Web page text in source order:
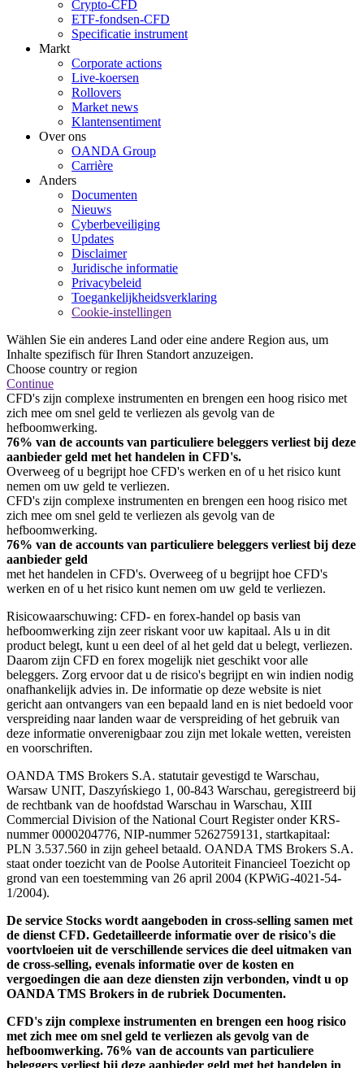
Crypto-CFD
ETF-fondsen-CFD
Specificatie instrument
Markt
Corporate actions
Live-koersen
Rollovers
Market news
Klantensentiment
Over ons
OANDA Group
Carrière
Anders
Documenten
Nieuws
Cyberbeveiliging
Updates
Disclaimer
Juridische informatie
Privacybeleid
Toegankelijkheidsverklaring
Cookie-instellingen
Wählen Sie ein anderes Land oder eine andere Region aus, um
Inhalte spezifisch für Ihren Standort anzuzeigen.
Choose country or region
Continue
CFD's zijn complexe instrumenten en brengen een hoog risico met
zich mee om snel geld te verliezen als gevolg van de
hefboomwerking.
76% van de accounts van particuliere beleggers verliest bij deze
aanbieder geld met het handelen in CFD's.
Overweeg of u begrijpt hoe CFD's werken en of u het risico kunt
nemen om uw geld te verliezen.
CFD's zijn complexe instrumenten en brengen een hoog risico met
zich mee om snel geld te verliezen als gevolg van de
hefboomwerking.
76% van de accounts van particuliere beleggers verliest bij deze
aanbieder geld
met het handelen in CFD's. Overweeg of u begrijpt hoe CFD's
werken en of u het risico kunt nemen om uw geld te verliezen.
Risicowaarschuwing: CFD- en forex-handel op basis van
hefboomwerking zijn zeer riskant voor uw kapitaal. Als u in dit
product belegt, kunt u een deel of al het geld dat u belegt, verliezen.
Daarom zijn CFD en forex mogelijk niet geschikt voor alle
beleggers. Zorg ervoor dat u de risico's begrijpt en win indien nodig
onafhankelijk advies in. De informatie op deze website is niet
gericht aan ontvangers van een bepaald land en is niet bedoeld voor
verspreiding naar landen waar de verspreiding of het gebruik van
deze informatie onverenigbaar zou zijn met lokale wetten, vereisten
en voorschriften.
OANDA TMS Brokers S.A. statutair gevestigd te Warschau,
Warsaw UNIT, Daszyńskiego 1, 00-843 Warschau, geregistreerd bij
de rechtbank van de hoofdstad Warschau in Warschau, XIII
Commercial Division of the National Court Register onder KRS-
nummer 0000204776, NIP-nummer 5262759131, startkapitaal:
PLN 3.537.560 in zijn geheel betaald. OANDA TMS Brokers S.A.
staat onder toezicht van de Poolse Autoriteit Financieel Toezicht op
grond van een toestemming van 26 april 2004 (KPWiG-4021-54-
1/2004).
De service Stocks wordt aangeboden in cross-selling samen met
de dienst CFD. Gedetailleerde informatie over de risico's die
voortvloeien uit de verschillende services die deel uitmaken van
de cross-selling, evenals informatie over de kosten en
vergoedingen die aan deze diensten zijn verbonden, vindt u op
OANDA TMS Brokers in de rubriek Documenten.
CFD's zijn complexe instrumenten en brengen een hoog risico
met zich mee om snel geld te verliezen als gevolg van de
hefboomwerking. 76% van de accounts van particuliere
beleggers verliest bij deze aanbieder geld met het handelen in